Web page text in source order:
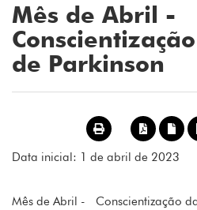
Mês de Abril -
de Parkinson
Data inicial: 1 de abril de 2023
Mês de Abril - Conscientização